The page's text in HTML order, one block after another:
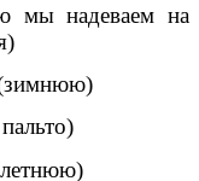
мы надеваем на